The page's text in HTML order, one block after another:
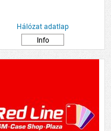
Hálózat adatlap
Info